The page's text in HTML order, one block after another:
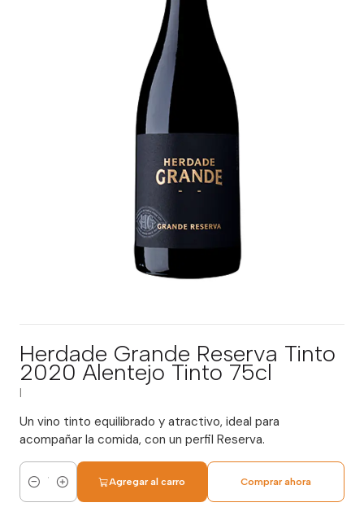
Herdade Grande Reserva Tinto
2020 Alentejo Tinto 75cl
Un vino tinto equilibrado y atractivo, ideal para
acompañar la comida, con un perfil Reserva.
Cantidad
Agregar al carro Comprar ahora